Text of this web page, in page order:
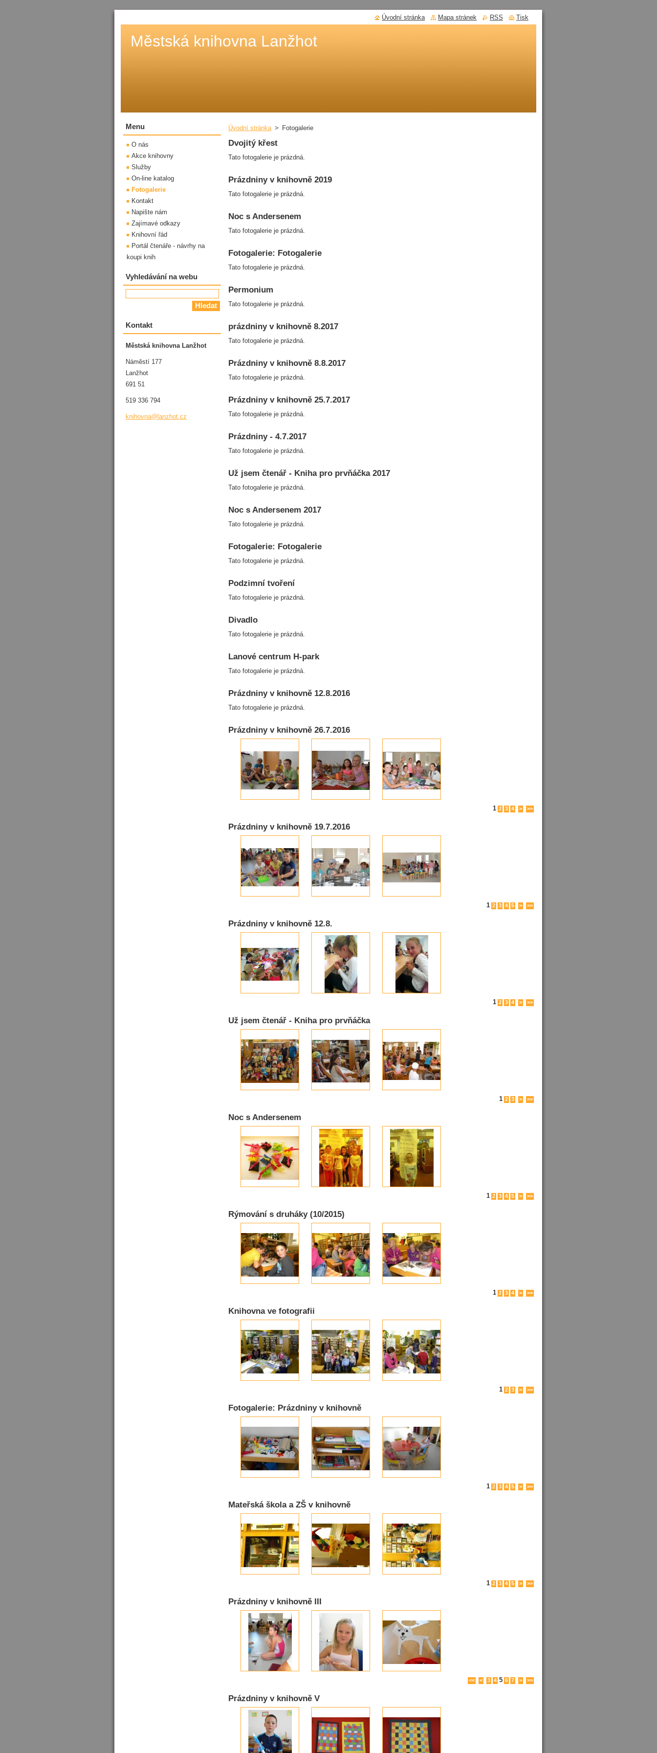
Městská knihovna Lanžhot
Úvodní stránka > Fotogalerie
Dvojitý křest
Tato fotogalerie je prázdná.
Prázdniny v knihovně 2019
Tato fotogalerie je prázdná.
Noc s Andersenem
Tato fotogalerie je prázdná.
Fotogalerie: Fotogalerie
Tato fotogalerie je prázdná.
Permonium
Tato fotogalerie je prázdná.
prázdniny v knihovně 8.2017
Tato fotogalerie je prázdná.
Prázdniny v knihovně 8.8.2017
Tato fotogalerie je prázdná.
Prázdniny v knihovně 25.7.2017
Tato fotogalerie je prázdná.
Prázdniny - 4.7.2017
Tato fotogalerie je prázdná.
Už jsem čtenář - Kniha pro prvňáčka 2017
Tato fotogalerie je prázdná.
Noc s Andersenem 2017
Tato fotogalerie je prázdná.
Fotogalerie: Fotogalerie
Tato fotogalerie je prázdná.
Podzimní tvoření
Tato fotogalerie je prázdná.
Divadlo
Tato fotogalerie je prázdná.
Lanové centrum H-park
Tato fotogalerie je prázdná.
Prázdniny v knihovně 12.8.2016
Tato fotogalerie je prázdná.
Prázdniny v knihovně 26.7.2016
1 2 3 4 > >>
Prázdniny v knihovně 19.7.2016
1 2 3 4 5 > >>
Prázdniny v knihovně 12.8.
1 2 3 4 > >>
Už jsem čtenář - Kniha pro prvňáčka
1 2 3 > >>
Noc s Andersenem
1 2 3 4 5 > >>
Rýmování s druháky (10/2015)
1 2 3 4 > >>
Knihovna ve fotografii
1 2 3 > >>
Fotogalerie: Prázdniny v knihovně
1 2 3 4 5 > >>
Mateřská škola a ZŠ v knihovně
1 2 3 4 5 > >>
Prázdniny v knihovně III
<< < 3 4 5 6 7 > >>
Prázdniny v knihovně V
Menu
O nás
Akce knihovny
Služby
On-line katalog
Fotogalerie
Kontakt
Napište nám
Zajímavé odkazy
Knihovní řád
Portál čtenáře - návrhy na
koupi knih
Vyhledávání na webu
Kontakt
Městská knihovna Lanžhot
Náměstí 177
Lanžhot
691 51
519 336 794
knihovna@lanzhot.cz
Úvodní stránka Mapa stránek RSS Tisk